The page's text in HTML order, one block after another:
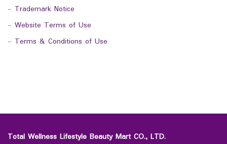
- Trademark Notice
- Website Terms of Use
- Terms & Conditions of Use
Total Wellness Lifestyle Beauty Mart CO., LTD.